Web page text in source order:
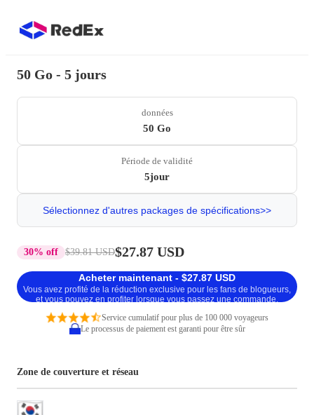
50 Go - 5 jours
données
50 Go
Période de validité
5jour
Sélectionnez d'autres packages de spécifications>>
30% off $39.81 USD$27.87 USD
Acheter maintenant - $27.87 USD
Vous avez profité de la réduction exclusive pour les fans de blogueurs,
et vous pouvez en profiter lorsque vous passez une commande.
Service cumulatif pour plus de 100 000 voyageurs
Le processus de paiement est garanti pour être sûr
Zone de couverture et réseau